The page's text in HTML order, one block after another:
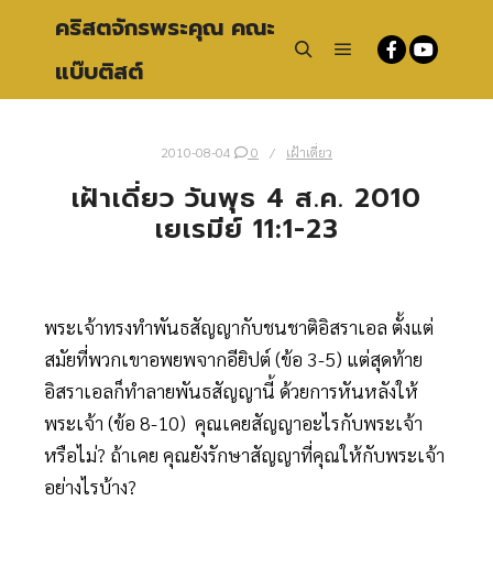
คริสตจักรพระคุณ คณะ
แบ๊บติสต์
2010-08-04 0 เฝ้าเดี่ยว
เฝ้าเดี่ยว วันพุธ 4 ส.ค. 2010
เยเรมีย์ 11:1-23
พระเจ้าทรงทำพันธสัญญากับชนชาติอิสราเอล ตั้งแต่
สมัยที่พวกเขาอพยพจากอียิปต์ (ข้อ 3-5) แต่สุดท้าย
อิสราเอลก็ทำลายพันธสัญญานี้ ด้วยการหันหลังให้
พระเจ้า (ข้อ 8-10) คุณเคยสัญญาอะไรกับพระเจ้า
หรือไม่? ถ้าเคย คุณยังรักษาสัญญาที่คุณให้กับพระเจ้า
อย่างไรบ้าง?